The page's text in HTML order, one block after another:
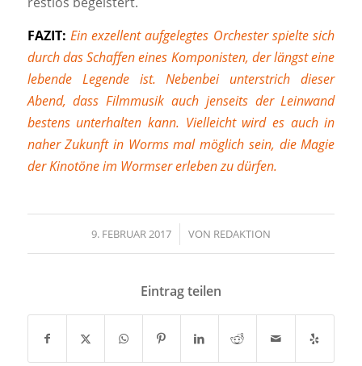
FAZIT: Ein exzellent aufgelegtes Orchester spielte sich
durch das Schaffen eines Komponisten, der längst eine
lebende Legende ist. Nebenbei unterstrich dieser
Abend, dass Filmmusik auch jenseits der Leinwand
bestens unterhalten kann. Vielleicht wird es auch in
naher Zukunft in Worms mal möglich sein, die Magie
der Kinotöne im Wormser erleben zu dürfen.
9. FEBRUAR 2017
/ VON REDAKTION
Eintrag teilen